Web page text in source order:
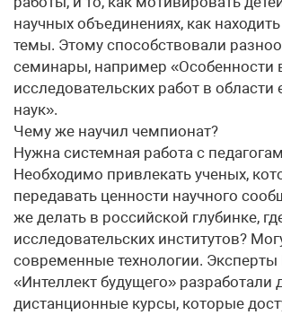
научных объединениях, как
темы. Этому способствовали
семинары, например «Особенности
исследовательских работ в области
наук».
Чему же научил чемпионат?
Нужна системная работа с
Необходимо привлекать ученых,
передавать ценности научного
же делать в российской глубинке,
исследовательских институтов?
современные технологии.
«Интеллект будущего» разработали
дистанционные курсы, которые